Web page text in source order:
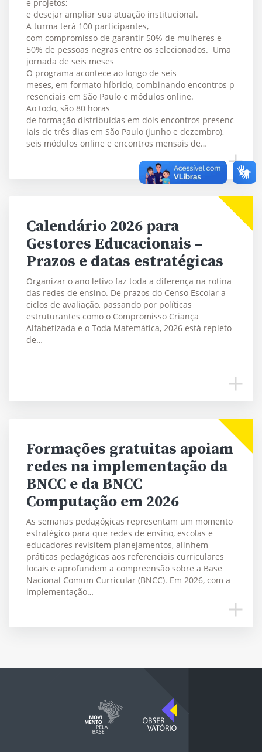
e projetos;
e desejar ampliar sua atuação institucional.
A turma terá 100 participantes,
com compromisso de garantir 50% de mulheres e
50% de pessoas negras entre os selecionados. Uma
jornada de seis meses
O programa acontece ao longo de seis
meses, em formato híbrido, combinando encontros p
resenciais em São Paulo e módulos online.
Ao todo, são 80 horas
de formação distribuídas em dois encontros presenc
iais de três dias em São Paulo (junho e dezembro),
seis módulos online e encontros mensais de…
Calendário 2026 para
Gestores Educacionais –
Prazos e datas estratégicas
Organizar o ano letivo faz toda a diferença na rotina
das redes de ensino. De prazos do Censo Escolar a
ciclos de avaliação, passando por políticas
estruturantes como o Compromisso Criança
Alfabetizada e o Toda Matemática, 2026 está repleto
de…
Formações gratuitas apoiam
redes na implementação da
BNCC e da BNCC
Computação em 2026
As semanas pedagógicas representam um momento
estratégico para que redes de ensino, escolas e
educadores revisitem planejamentos, alinhem
práticas pedagógicas aos referenciais curriculares
locais e aprofundem a compreensão sobre a Base
Nacional Comum Curricular (BNCC). Em 2026, com a
implementação…